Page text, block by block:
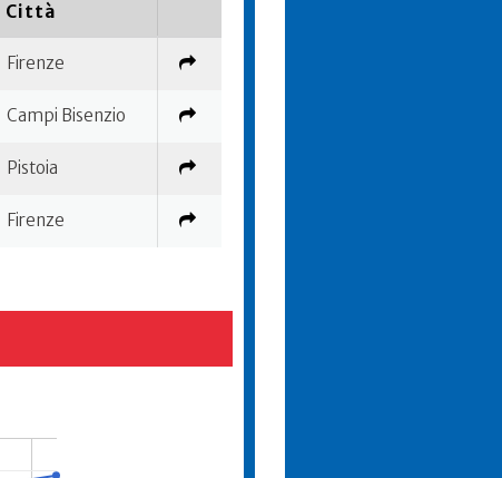
Città
Firenze
Campi Bisenzio
Pistoia
Firenze